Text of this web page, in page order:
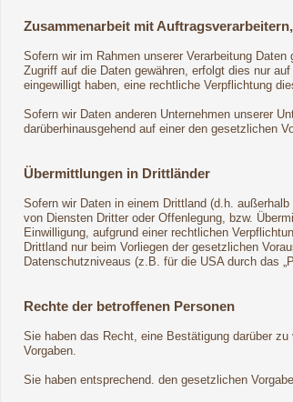
Zusammenarbeit mit
Sofern wir im Rahmen unserer Verarbeitung
Zugriff auf die Daten gewähren, erfolgt dies nur
eingewilligt haben, eine rechtliche Verpflichtung
Sofern wir Daten anderen Unternehmen unserer
darüberhinausgehend auf einer den gesetzlichen
Übermittlungen in Drittländer
Sofern wir Daten in einem Drittland (d.h.
von Diensten Dritter oder Offenlegung, bzw.
Einwilligung, aufgrund einer rechtlichen
Drittland nur beim Vorliegen der gesetzlichen
Datenschutzniveaus (z.B. für die USA durch das
Rechte der betroffenen Personen
Sie haben das Recht, eine Bestätigung darüber
Vorgaben.
Sie haben entsprechend. den gesetzlichen